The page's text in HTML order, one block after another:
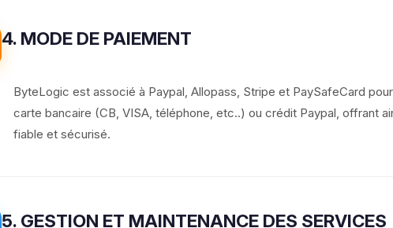
4. MODE DE PAIEMENT
ByteLogic est associé à Paypal, Allopass, Stripe et PaySafeCard
carte bancaire (CB, VISA, téléphone, etc..) ou crédit Paypal, offrant
fiable et sécurisé.
5. GESTION ET MAINTENANCE DES SERVICES